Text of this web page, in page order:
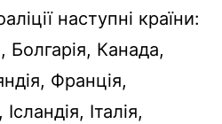
наступні країни:
Болгарія, Канада,
Франція,
Італія,